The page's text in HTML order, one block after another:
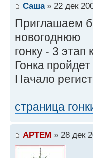
Саша» 22 дек
Приглашаем
новогоднюю
гонку - 3 этап
Гонка
Начало
страница
APTEM » 28 дек